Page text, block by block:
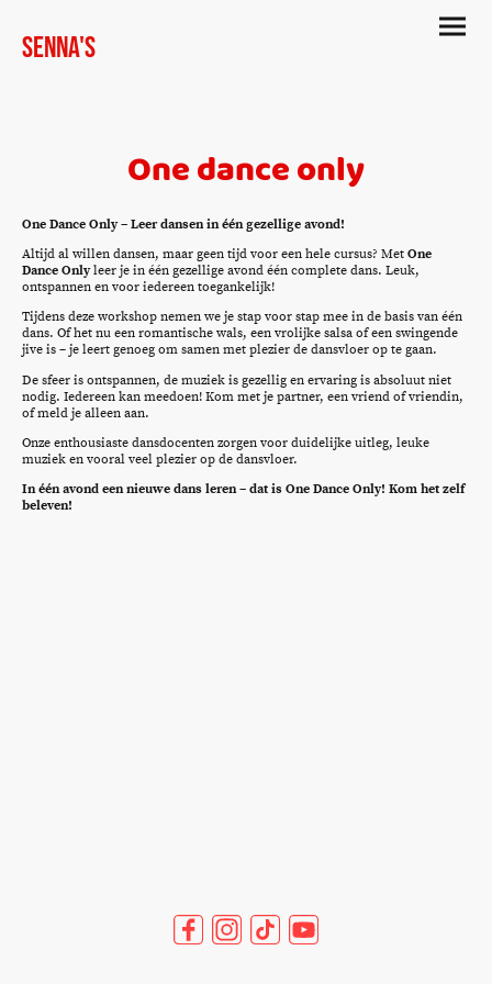
Senna's
One dance only
One Dance Only – Leer dansen in één gezellige avond!
Altijd al willen dansen, maar geen tijd voor een hele cursus? Met One
Dance Onlyleer je in één gezellige avond één complete dans. Leuk,
ontspannen en voor iedereen toegankelijk!
Tijdens deze workshop nemen we je stap voor stap mee in de basis van één
dans. Of het nu een romantische wals, een vrolijke salsa of een swingende
jive is – je leert genoeg om samen met plezier de dansvloer op te gaan.
De sfeer is ontspannen, de muziek is gezellig en ervaring is absoluut niet
nodig. Iedereen kan meedoen! Kom met je partner, een vriend of vriendin,
of meld je alleen aan.
Onze enthousiaste dansdocenten zorgen voor duidelijke uitleg, leuke
muziek en vooral veel plezier op de dansvloer.
In één avond een nieuwe dans leren – dat is One Dance Only! Kom het zelf
beleven!